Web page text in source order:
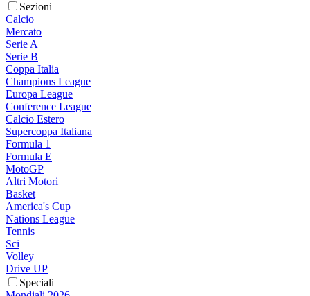
Sezioni
Calcio
Mercato
Serie A
Serie B
Coppa Italia
Champions League
Europa League
Conference League
Calcio Estero
Supercoppa Italiana
Formula 1
Formula E
MotoGP
Altri Motori
Basket
America's Cup
Nations League
Tennis
Sci
Volley
Drive UP
Speciali